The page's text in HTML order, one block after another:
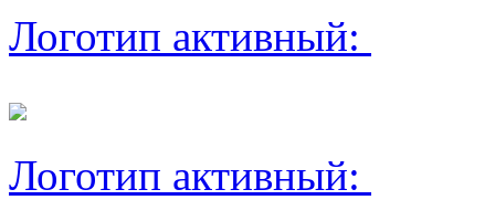
Логотип активный:
Логотип активный: